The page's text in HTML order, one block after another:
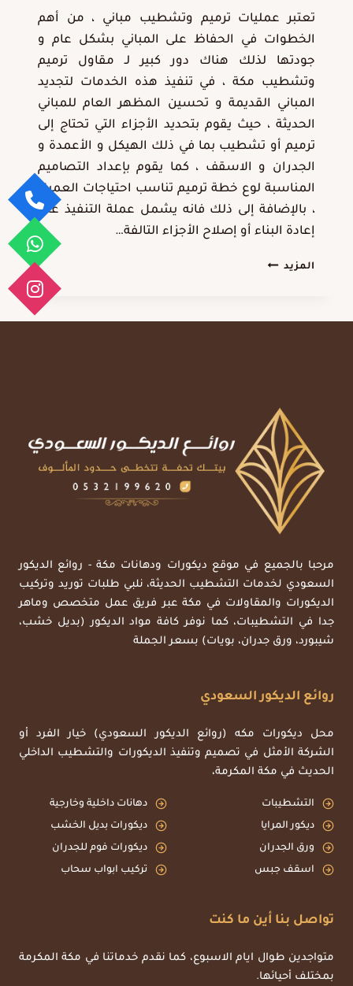
تعتبر عمليات ترميم وتشطيب مباني ، من أهم
الخطوات في الحفاظ على المباني بشكل عام و
جودتها لذلك هناك دور كبير لـ مقاول ترميم
وتشطيب مكة ، في تنفيذ هذه الخدمات لتجديد
المباني القديمة و تحسين المظهر العام للمباني
الحديثة ، حيث يقوم بتحديد الأجزاء التي تحتاج إلى
ترميم أو تشطيب بما في ذلك الهيكل و الأعمدة و
الجدران و الاسقف ، كما يقوم بإعداد التصاميم
المناسبة لوع خطة ترميم تناسب احتياجات العميل
، بالإضافة إلى ذلك فانه يشمل عملة التنفيذ على
إعادة البناء أو إصلاح الأجزاء التالفة…
المزيد مقاول
بمكة
مرحبا بالجميع في موقع ديكورات ودهانات مكة - روائع الديكور
السعودي لخدمات التشطيب الحديثة، نلبي طلبات توريد وتركيب
الديكورات والمقاولات في مكة عبر فريق عمل متخصص وماهر
جدا في التشطيبات، كما نوفر كافة مواد الديكور (بديل خشب،
شيبورد، ورق جدران، بويات) بسعر الجملة
روائع الديكور السعودي
محل ديكورات مكه (روائع الديكور السعودي) خيار الفرد أو
الشركة الأمثل في تصميم وتنفيذ الديكورات والتشطيب الداخلي
الحديث في مكة المكرمة،
التشطيبات
دهانات داخلية وخارجية
ديكور المرايا
ديكورات بديل الخشب
ورق الجدران
ديكورات فوم للجدران
اسقف جبس
تركيب ابواب سحاب
تواصل بنا أين ما كنت
متواجدين طوال ايام الاسبوع، كما نقدم خدماتنا في مكة المكرمة
بمختلف أحيائها.